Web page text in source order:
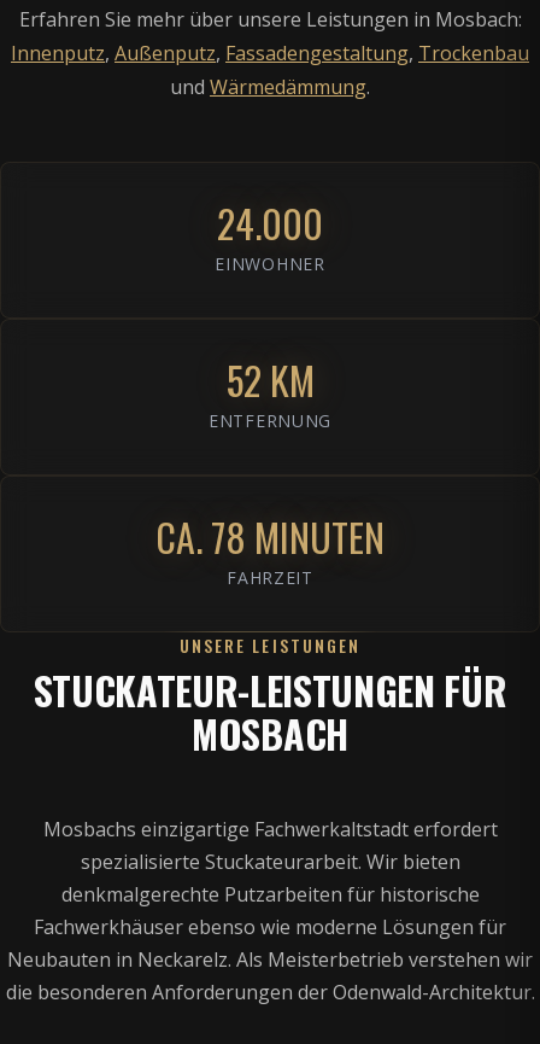
Erfahren Sie mehr über unsere Leistungen in Mosbach:
Innenputz, Außenputz, Fassadengestaltung, Trockenbau
und Wärmedämmung.
24.000
EINWOHNER
52 KM
ENTFERNUNG
CA. 78 MINUTEN
FAHRZEIT
UNSERE LEISTUNGEN
STUCKATEUR-LEISTUNGEN FÜR
MOSBACH
Mosbachs einzigartige Fachwerkaltstadt erfordert
spezialisierte Stuckateurarbeit. Wir bieten
denkmalgerechte Putzarbeiten für historische
Fachwerkhäuser ebenso wie moderne Lösungen für
Neubauten in Neckarelz. Als Meisterbetrieb verstehen wir
die besonderen Anforderungen der Odenwald-Architektur.